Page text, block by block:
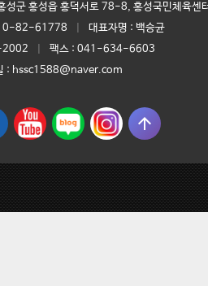
성군 홍성읍 홍덕서로 78-8, 홍성국민체육센
82-61778 대표자명 : 백승균
팩스 : 041-634-6603
: hssc1588@naver.com
arrow_upward